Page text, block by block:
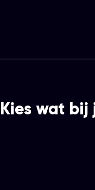
Kies wat bij